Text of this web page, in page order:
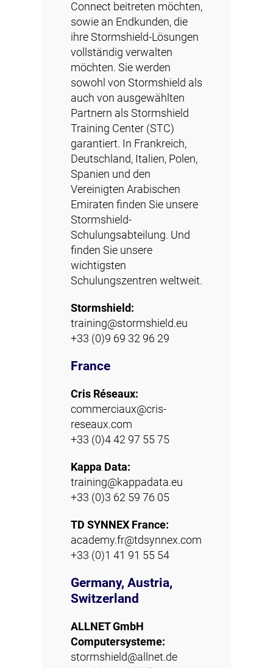
Connect beitreten möchten,
sowie an Endkunden, die
ihre Stormshield-Lösungen
vollständig verwalten
möchten. Sie werden
sowohl von Stormshield als
auch von ausgewählten
Partnern als Stormshield
Training Center (STC)
garantiert. In Frankreich,
Deutschland, Italien, Polen,
Spanien und den
Vereinigten Arabischen
Emiraten finden Sie unsere
Stormshield-
Schulungsabteilung. Und
finden Sie unsere
wichtigsten
Schulungszentren weltweit.
Stormshield:
training@stormshield.eu
+33 (0)9 69 32 96 29
France
Cris Réseaux:
commerciaux@cris-
reseaux.com
+33 (0)4 42 97 55 75
Kappa Data:
training@kappadata.eu
+33 (0)3 62 59 76 05
TD SYNNEX France:
academy.fr@tdsynnex.com
+33 (0)1 41 91 55 54
Germany, Austria,
Switzerland
ALLNET GmbH
Computersysteme:
stormshield@allnet.de